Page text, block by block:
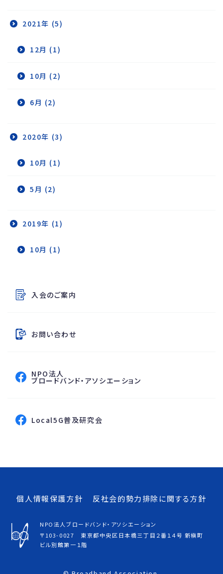
2021年 (5)
12月 (1)
10月 (2)
6月 (2)
2020年 (3)
10月 (1)
5月 (2)
2019年 (1)
10月 (1)
その他のコンテンツ
入会のご案内
お問い合わせ
NPO法人
ブロードバンド・アソシエーション
Local5G普及研究会
個人情報保護方針 反社会的勢力排除に関する方針
NPO法人ブロードバンド・アソシエーション
〒103-0027 東京都中央区日本橋三丁目２番１４号 新槇町
ビル別館第一１階